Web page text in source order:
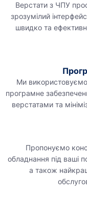
Верстати з ЧПУ
зрозумілий
швидко та
Ми використовуємо
програмне
верстатами та
Пропонуємо
обладнання під ваші
а також